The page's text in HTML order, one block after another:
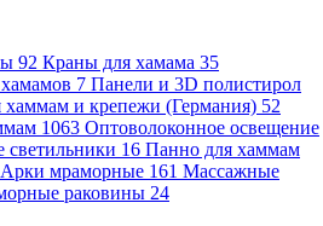
92 Краны для хамама 35
7 Панели и 3D полистирол
хаммам и крепежи (Германия) 52
1063 Оптоволоконное освещение
16 Панно для хаммам
Арки мраморные 161 Массажные
раковины 24